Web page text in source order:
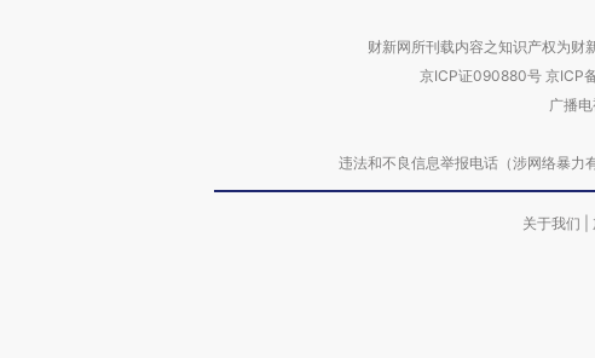
财新网所刊载内容之知识产权为财
京ICP证090880号 京ICP
广播
违法和不良信息举报电话（涉网络暴
关于我们